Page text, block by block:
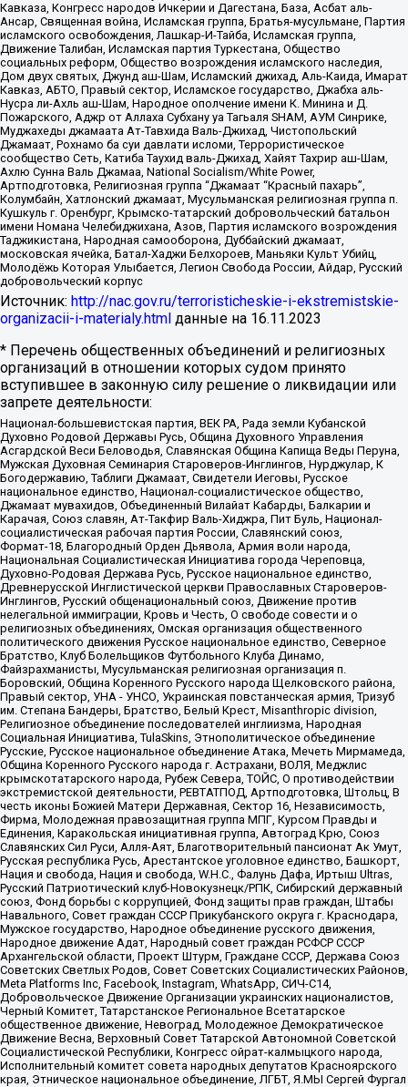
Кавказа, Конгресс народов Ичкерии и Дагестана, База, Асбат аль-
Ансар, Священная война, Исламская группа, Братья-мусульмане, Партия
исламского освобождения, Лашкар-И-Тайба, Исламская группа,
Движение Талибан, Исламская партия Туркестана, Общество
социальных реформ, Общество возрождения исламского наследия,
Дом двух святых, Джунд аш-Шам, Исламский джихад, Аль-Каида, Имарат
Кавказ, АБТО, Правый сектор, Исламское государство, Джабха аль-
Нусра ли-Ахль аш-Шам, Народное ополчение имени К. Минина и Д.
Пожарского, Аджр от Аллаха Субхану уа Тагьаля SHAM, АУМ Синрике,
Муджахеды джамаата Ат-Тавхида Валь-Джихад, Чистопольский
Джамаат, Рохнамо ба суи давлати исломи, Террористическое
сообщество Сеть, Катиба Таухид валь-Джихад, Хайят Тахрир аш-Шам,
Ахлю Сунна Валь Джамаа, National Socialism/White Power,
Артподготовка, Религиозная группа “Джамаат “Красный пахарь”,
Колумбайн, Хатлонский джамаат, Мусульманская религиозная группа п.
Кушкуль г. Оренбург, Крымско-татарский добровольческий батальон
имени Номана Челебиджихана, Азов, Партия исламского возрождения
Таджикистана, Народная самооборона, Дуббайский джамаат,
московская ячейка, Батал-Хаджи Белхороев, Маньяки Культ Убийц,
Молодёжь Которая Улыбается, Легион Свобода России, Айдар, Русский
добровольческий корпус
Источник: http://nac.gov.ru/terroristicheskie-i-ekstremistskie-
organizacii-i-materialy.html данные на 16.11.2023
* Перечень общественных объединений и религиозных
организаций в отношении которых судом принято
вступившее в законную силу решение о ликвидации или
запрете деятельности:
Национал-большевистская партия, ВЕК РА, Рада земли Кубанской
Духовно Родовой Державы Русь, Община Духовного Управления
Асгардской Веси Беловодья, Славянская Община Капища Веды Перуна,
Мужская Духовная Семинария Староверов-Инглингов, Нурджулар, К
Богодержавию, Таблиги Джамаат, Свидетели Иеговы, Русское
национальное единство, Национал-социалистическое общество,
Джамаат мувахидов, Объединенный Вилайат Кабарды, Балкарии и
Карачая, Союз славян, Ат-Такфир Валь-Хиджра, Пит Буль, Национал-
социалистическая рабочая партия России, Славянский союз,
Формат-18, Благородный Орден Дьявола, Армия воли народа,
Национальная Социалистическая Инициатива города Череповца,
Духовно-Родовая Держава Русь, Русское национальное единство,
Древнерусской Инглистической церкви Православных Староверов-
Инглингов, Русский общенациональный союз, Движение против
нелегальной иммиграции, Кровь и Честь, О свободе совести и о
религиозных объединениях, Омская организация общественного
политического движения Русское национальное единство, Северное
Братство, Клуб Болельщиков Футбольного Клуба Динамо,
Файзрахманисты, Мусульманская религиозная организация п.
Боровский, Община Коренного Русского народа Щелковского района,
Правый сектор, УНА - УНСО, Украинская повстанческая армия, Тризуб
им. Степана Бандеры, Братство, Белый Крест, Misanthropic division,
Религиозное объединение последователей инглиизма, Народная
Социальная Инициатива, TulaSkins, Этнополитическое объединение
Русские, Русское национальное объединение Атака, Мечеть Мирмамеда,
Община Коренного Русского народа г. Астрахани, ВОЛЯ, Меджлис
крымскотатарского народа, Рубеж Севера, ТОЙС, О противодействии
экстремистской деятельности, РЕВТАТПОД, Артподготовка, Штольц, В
честь иконы Божией Матери Державная, Сектор 16, Независимость,
Фирма, Молодежная правозащитная группа МПГ, Курсом Правды и
Единения, Каракольская инициативная группа, Автоград Крю, Союз
Славянских Сил Руси, Алля-Аят, Благотворительный пансионат Ак Умут,
Русская республика Русь, Арестантское уголовное единство, Башкорт,
Нация и свобода, Нация и свобода, W.H.С., Фалунь Дафа, Иртыш Ultras,
Русский Патриотический клуб-Новокузнецк/РПК, Сибирский державный
союз, Фонд борьбы с коррупцией, Фонд защиты прав граждан, Штабы
Навального, Совет граждан СССР Прикубанского округа г. Краснодара,
Мужское государство, Народное объединение русского движения,
Народное движение Адат, Народный совет граждан РСФСР СССР
Архангельской области, Проект Штурм, Граждане СССР, Держава Союз
Советских Светлых Родов, Совет Советских Социалистических Районов,
Meta Platforms Inc, Facebook, Instagram, WhatsApp, СИЧ-С14,
Добровольческое Движение Организации украинских националистов,
Черный Комитет, Татарстанское Региональное Всетатарское
общественное движение, Невоград, Молодежное Демократическое
Движение Весна, Верховный Совет Татарской Автономной Советской
Социалистической Республики, Конгресс ойрат-калмыцкого народа,
Исполнительный комитет совета народных депутатов Красноярского
края, Этническое национальное объединение, ЛГБТ, Я.МЫ Сергей Фургал